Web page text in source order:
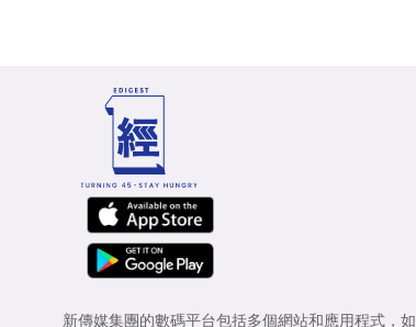
新傳媒集團的數碼平台包括多個網站和應用程式，如